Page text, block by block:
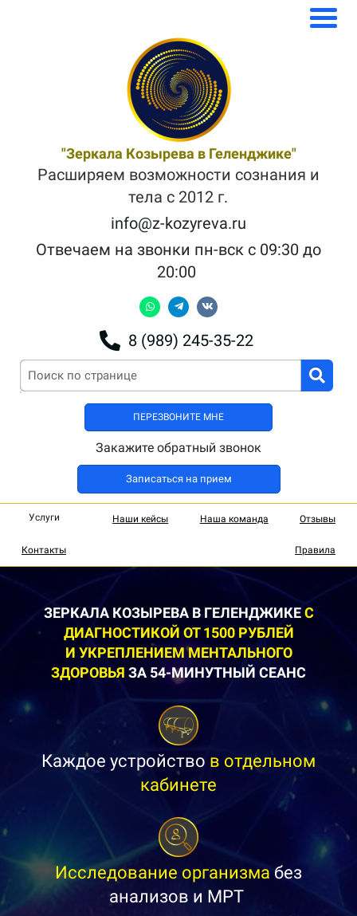
"Зеркала Козырева в Геленджике"
Расширяем возможности сознания и
тела с 2012 г.
info@z-kozyreva.ru
Отвечаем на звонки пн-вск с 09:30 до
20:00
8 (989) 245-35-22
ПЕРЕЗВОНИТЕ МНЕ
Закажите обратный звонок
Записаться на прием
Услуги Наши кейсы Наша команда Отзывы
Контакты Правила
ЗЕРКАЛА КОЗЫРЕВА В ГЕЛЕНДЖИКЕС
ДИАГНОСТИКОЙ ОТ 1500 РУБЛЕЙ
И УКРЕПЛЕНИЕМ МЕНТАЛЬНОГО
ЗДОРОВЬЯ ЗА 54-МИНУТНЫЙ СЕАНС
Каждое устройство в отдельном
кабинете
Исследование организма без
анализов и МРТ